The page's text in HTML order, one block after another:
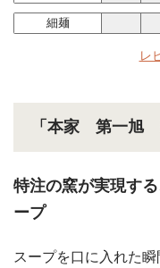
細麺
レ
「本家 第一旭
特注の窯が実現す
ープ
スープを口に入れた